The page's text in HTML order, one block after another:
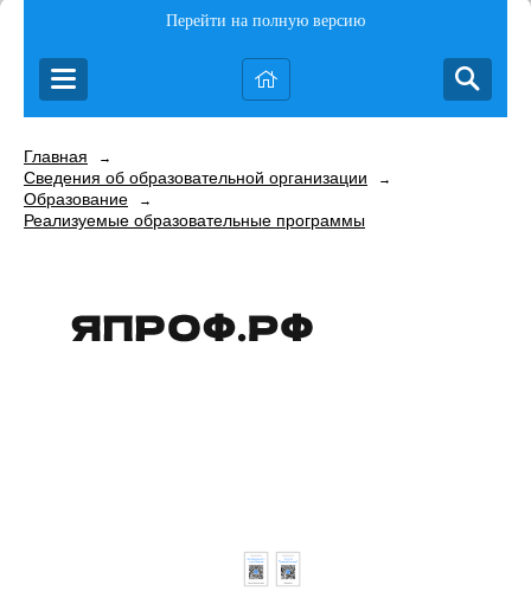
Перейти на полную версию
Главная →
Сведения об образовательной организации →
Образование →
Реализуемые образовательные программы